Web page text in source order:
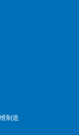
制造